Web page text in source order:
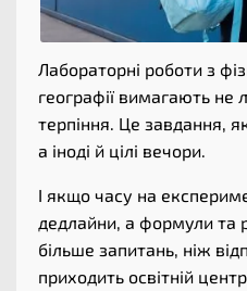
Лабораторні роботи з
географії вимагають не
терпіння. Це завдання,
а іноді й цілі вечори.
І якщо часу на
дедлайни, а формули та
більше запитань, ніж
приходить освітній